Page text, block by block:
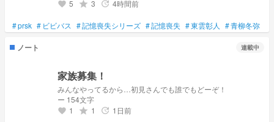
非常食(私が)舞ちゃんuser/2l5D4I+
お姉ちゃん るあちゃんuser/YRpbUu+
いつまでも待つよ 弟子 零花ちゃん
せめて私ぐらいはあなたのそばにいたかったんだ。
ー余花にみとれて ﾖﾘ
favorite 5 grade 3 update 4時間前
#prsk # ビビバス #記憶喪失シリーズ #記憶喪失 #東雲彰人 #青柳冬弥
ノート 連載中
家族募集！
みんなやってるから…初見さんでも誰でもどーぞ！
ー 154文字
favorite 1 grade 1 update 1日前